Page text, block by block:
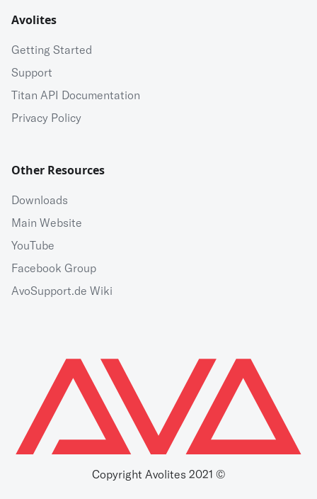
Avolites
Getting Started
Support
Titan API Documentation
Privacy Policy
Other Resources
Downloads
Main Website
YouTube
Facebook Group
AvoSupport.de Wiki
Copyright Avolites 2021 ©